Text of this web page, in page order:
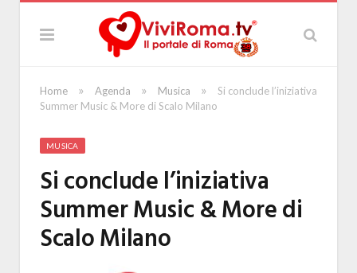
Home » Agenda » Musica »
Si conclude l’iniziativa
Summer Music & More di Scalo Milano
MUSICA
Si conclude l’iniziativa
Summer Music & More di
Scalo Milano